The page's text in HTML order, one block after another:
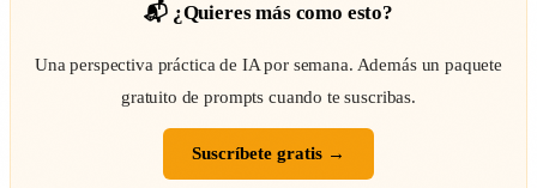
📬 ¿Quieres más como esto?
Una perspectiva práctica de IA por semana. Además un paquete
gratuito de prompts cuando te suscribas.
Suscríbete gratis →